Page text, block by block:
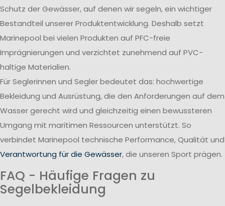
Schutz der Gewässer, auf denen wir segeln, ein wichtiger
Bestandteil unserer Produktentwicklung. Deshalb setzt
Marinepool bei vielen Produkten auf PFC-freie
Imprägnierungen und verzichtet zunehmend auf PVC-
haltige Materialien.
Für Seglerinnen und Segler bedeutet das: hochwertige
Bekleidung und Ausrüstung, die den Anforderungen auf dem
Wasser gerecht wird und gleichzeitig einen bewussteren
Umgang mit maritimen Ressourcen unterstützt. So
verbindet Marinepool technische Performance, Qualität und
Verantwortung für die Gewässer, die unseren Sport prägen.
FAQ - Häufige Fragen zu
Segelbekleidung